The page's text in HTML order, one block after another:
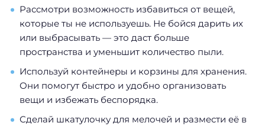
Рассмотри возможность избавиться от вещей,
которые ты не используешь. Не бойся дарить их
или выбрасывать — это даст больше
пространства и уменьшит количество пыли.
Используй контейнеры и корзины для хранения.
Они помогут быстро и удобно организовать
вещи и избежать беспорядка.
Сделай шкатулочку для мелочей и размести её в